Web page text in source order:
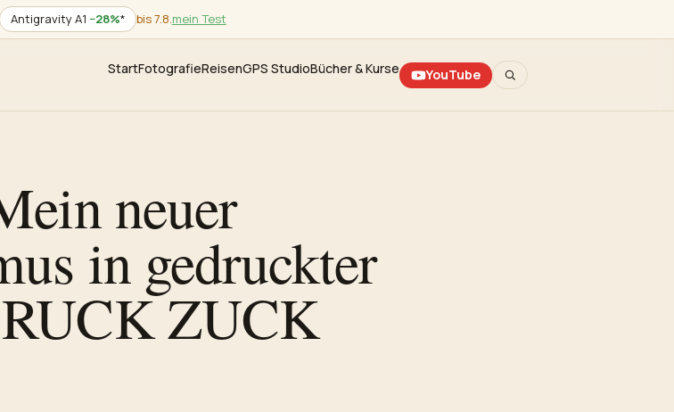
Antigravity A1 −28%* bis 7.8.mein Test
StartFotografieReisenGPS StudioBücher & Kurse YouTube Suche
neuer
in gedruckter
ZUCK